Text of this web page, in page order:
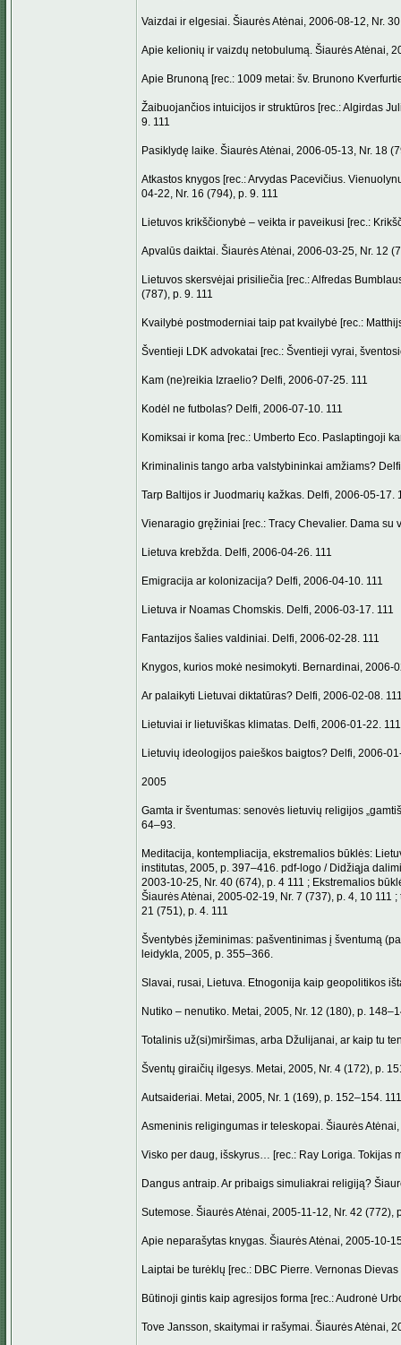
Vaizdai ir elgesiai. Šiaurės Atėnai, 2006-08-12, Nr.
Apie kelionių ir vaizdų netobulumą. Šiaurės Atėnai,
Apie Brunoną [rec.: 1009 metai: šv. Brunono
Žaibuojančios intuicijos ir struktūros [rec.: Algirdas
9. 111
Pasiklydę laike. Šiaurės Atėnai, 2006-05-13, Nr. 18
Atkastos knygos [rec.: Arvydas Pacevičius.
04-22, Nr. 16 (794), p. 9. 111
Lietuvos krikščionybė – veikta ir paveikusi [rec.:
Apvalūs daiktai. Šiaurės Atėnai, 2006-03-25, Nr. 12
Lietuvos skersvėjai prisiliečia [rec.: Alfredas
(787), p. 9. 111
Kvailybė postmoderniai taip pat kvailybė [rec.:
Šventieji LDK advokatai [rec.: Šventieji vyrai,
Kam (ne)reikia Izraelio? Delfi, 2006-07-25. 111
Kodėl ne futbolas? Delfi, 2006-07-10. 111
Komiksai ir koma [rec.: Umberto Eco. Paslaptingoji
Kriminalinis tango arba valstybininkai amžiams?
Tarp Baltijos ir Juodmarių kažkas. Delfi, 2006-05-17.
Vienaragio gręžiniai [rec.: Tracy Chevalier. Dama
Lietuva krebžda. Delfi, 2006-04-26. 111
Emigracija ar kolonizacija? Delfi, 2006-04-10. 111
Lietuva ir Noamas Chomskis. Delfi, 2006-03-17. 111
Fantazijos šalies valdiniai. Delfi, 2006-02-28. 111
Knygos, kurios mokė nesimokyti. Bernardinai, 2006-
Ar palaikyti Lietuvai diktatūras? Delfi, 2006-02-08.
Lietuviai ir lietuviškas klimatas. Delfi, 2006-01-22. 111
Lietuvių ideologijos paieškos baigtos? Delfi, 2006-
2005
Gamta ir šventumas: senovės lietuvių religijos
64–93.
Meditacija, kontempliacija, ekstremalios būklės:
institutas, 2005, p. 397–416. pdf-logo / Didžiąja
2003-10-25, Nr. 40 (674), p. 4 111 ; Ekstremalios
Šiaurės Atėnai, 2005-02-19, Nr. 7 (737), p. 4, 10
21 (751), p. 4. 111
Šventybės įžeminimas: pašventinimas į šventumą
leidykla, 2005, p. 355–366.
Slavai, rusai, Lietuva. Etnogonija kaip geopolitikos
Nutiko – nenutiko. Metai, 2005, Nr. 12 (180), p.
Totalinis už(si)miršimas, arba Džulijanai, ar kaip tu
Šventų giraičių ilgesys. Metai, 2005, Nr. 4 (172), p.
Autsaideriai. Metai, 2005, Nr. 1 (169), p. 152–154. 111
Asmeninis religingumas ir teleskopai. Šiaurės
Visko per daug, išskyrus… [rec.: Ray Loriga. Tokijas
Dangus antraip. Ar pribaigs simuliakrai religiją?
Sutemose. Šiaurės Atėnai, 2005-11-12, Nr. 42 (772),
Apie neparašytas knygas. Šiaurės Atėnai, 2005-10-
Laiptai be turėklų [rec.: DBC Pierre. Vernonas
Būtinoji gintis kaip agresijos forma [rec.: Audronė
Tove Jansson, skaitymai ir rašymai. Šiaurės Atėnai,